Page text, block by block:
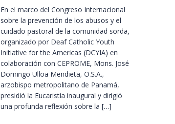
En el marco del Congreso Internacional
sobre la prevención de los abusos y el
cuidado pastoral de la comunidad sorda,
organizado por Deaf Catholic Youth
Initiative for the Americas (DCYIA) en
colaboración con CEPROME, Mons. José
Domingo Ulloa Mendieta, O.S.A.,
arzobispo metropolitano de Panamá,
presidió la Eucaristía inaugural y dirigió
una profunda reflexión sobre la […]